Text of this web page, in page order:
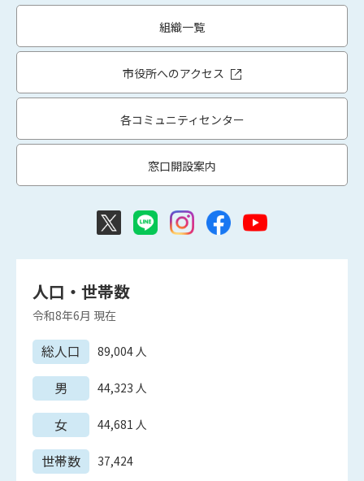
組織一覧
市役所へのアクセス
各コミュニティセンター
窓口開設案内
人口・世帯数
令和8年6月 現在
総人口 89,004人
男 44,323 人
女 44,681 人
世帯数 37,424